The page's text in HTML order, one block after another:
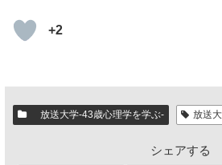
+2
放送大学-43歳心理学を学ぶ- 放送
シェアする